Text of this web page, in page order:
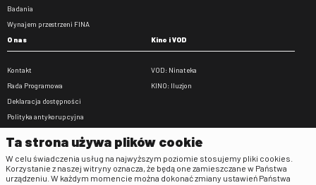
Badania
Wynajem przestrzeni FINA
O nas
Kontakt
Rada Programowa
Deklaracja dostępności
Polityka antykorupcyjna
Zamówienia publiczne
Praca w FINA
Kino i VOD
VOD: Ninateka
KINO: Iluzjon
Regulaminy
Ta strona używa plików cookie
W celu świadczenia usług na najwyższym poziomie stosujemy pliki cookies.
Korzystanie z naszej witryny oznacza, że będą one zamieszczane w Państwa
urządzeniu. W każdym momencie można dokonać zmiany ustawień Państwa